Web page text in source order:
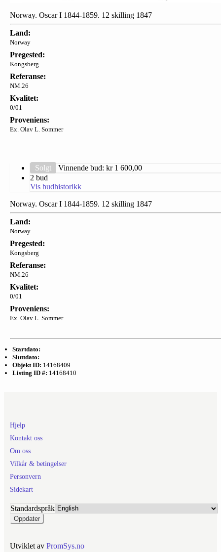
Norway. Oscar I 1844-1859. 12 skilling 1847
Land:
Norway
Pregested:
Kongsberg
Referanse:
NM.26
Kvalitet:
0/01
Proveniens:
Ex. Olav L. Sommer
Solgt Vinnende bud: kr 1 600,00
2 bud
Vis budhistorikk
Norway. Oscar I 1844-1859. 12 skilling 1847
Land:
Norway
Pregested:
Kongsberg
Referanse:
NM.26
Kvalitet:
0/01
Proveniens:
Ex. Olav L. Sommer
Startdato:
Sluttdato:
Objekt ID: 14168409
Listing ID #: 14168410
Hjelp
Kontakt oss
Om oss
Vilkår & betingelser
Personvern
Sidekart
Standardspråk
Utviklet av PromSys.no